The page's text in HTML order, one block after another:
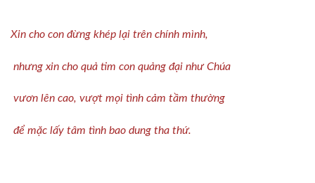
Xin cho con đừng khép lại trên chính mình,
nhưng xin cho quả tim con quảng đại như Chúa
vươn lên cao, vượt mọi tình cảm tầm thường
để mặc lấy tâm tình bao dung tha thứ.